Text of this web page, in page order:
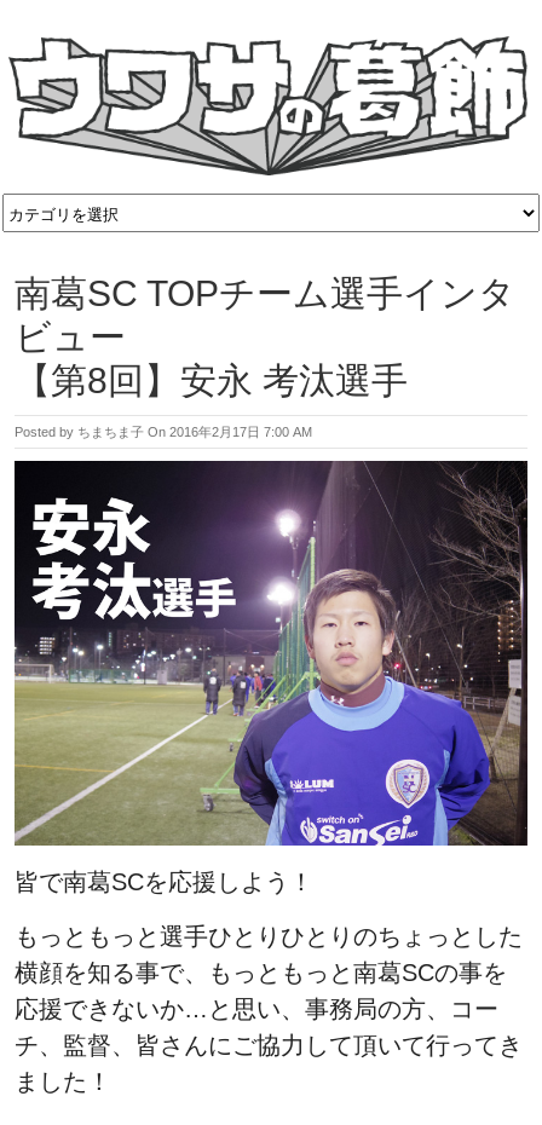
南葛SC TOPチーム選手インタ
ビュー
【第8回】安永 考汰選手
Posted by ちまちま子 On 2016年2月17日 7:00 AM
皆で南葛SCを応援しよう！
もっともっと選手ひとりひとりのちょっとした
横顔を知る事で、もっともっと南葛SCの事を
応援できないか…と思い、事務局の方、コー
チ、監督、皆さんにご協力して頂いて行ってき
ました！